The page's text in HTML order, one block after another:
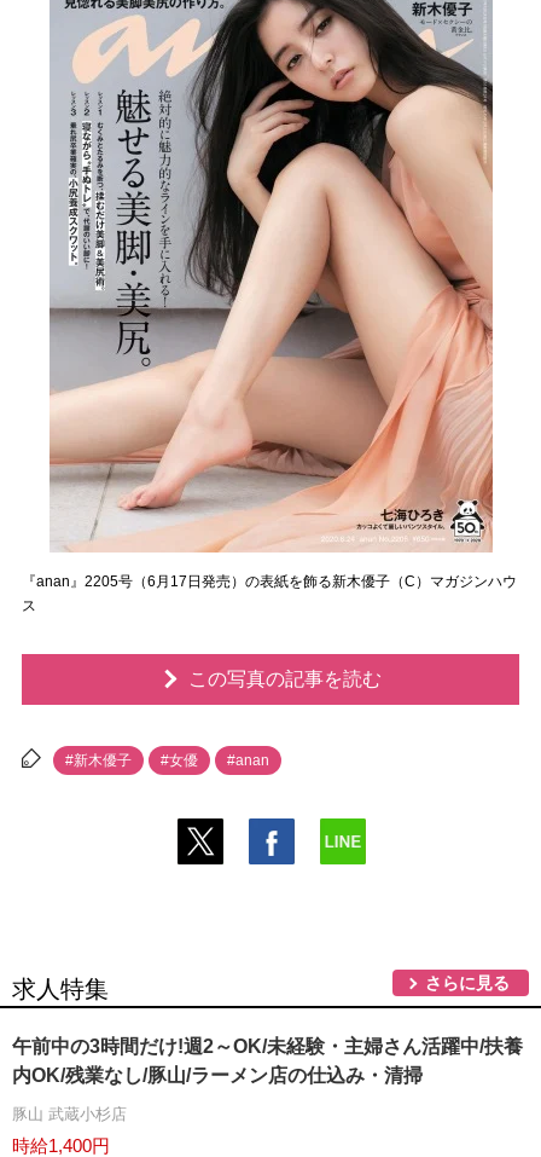
『anan』2205号（6月17日発売）の表紙を飾る新木優子（C）マガジンハウ
ス
この写真の記事を読む
#新木優子 #女優 #anan
求人特集 さらに見る
午前中の3時間だけ!週2～OK/未経験・主婦さん活躍中/扶養
内OK/残業なし/豚山/ラーメン店の仕込み・清掃
豚山 武蔵小杉店
時給1,400円